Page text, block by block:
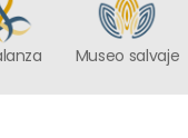
Museo salvaje